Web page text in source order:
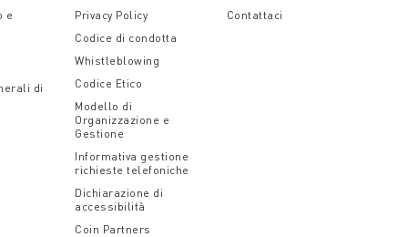
e
di
Privacy Policy
Codice di condotta
Whistleblowing
Codice Etico
Modello di
Organizzazione e
Gestione
Informativa gestione
richieste telefoniche
Dichiarazione di
accessibilità
Coin Partners
Contattaci